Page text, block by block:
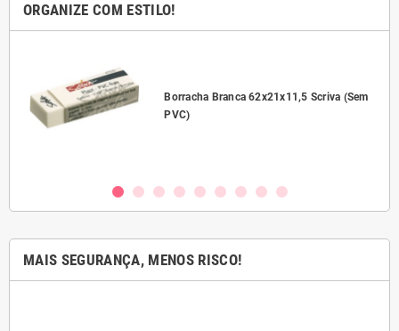
ORGANIZE COM ESTILO!
Borracha Branca 62x21x11,5 Scriva (Sem
PVC)
MAIS SEGURANÇA, MENOS RISCO!